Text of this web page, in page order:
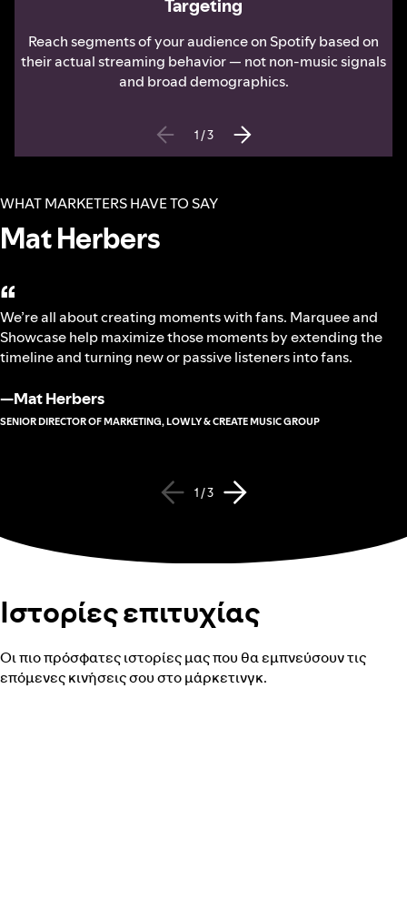
Targeting
Reach segments of your audience on Spotify based on
their actual streaming behavior — not non-music signals
and broad demographics.
1 /3
WHAT MARKETERS HAVE TO SAY
Mat Herbers
“
We’re all about creating moments with fans. Marquee and
Showcase help maximize those moments by extending the
timeline and turning new or passive listeners into fans.
—Mat Herbers
SENIOR DIRECTOR OF MARKETING, LOWLY & CREATE MUSIC GROUP
1 / 3
Ιστορίες επιτυχίας
Οι πιο πρόσφατες ιστορίες μας που θα εμπνεύσουν τις
επόμενες κινήσεις σου στο μάρκετινγκ.